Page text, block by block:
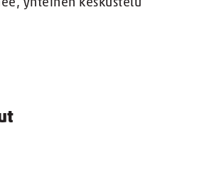
yhteinen keskustelu